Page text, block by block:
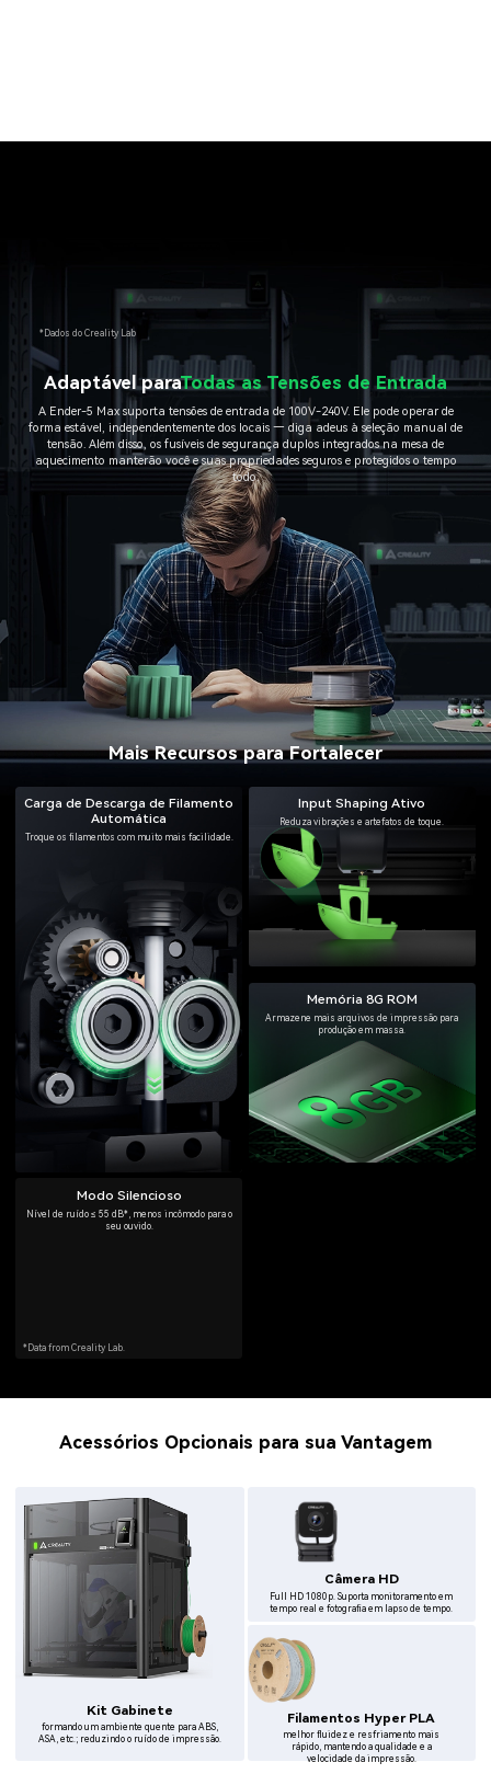
*Dados do Creality Lab
Adaptável paraTodas as Tensões de Entrada
A Ender-5 Max suporta tensões de entrada de 100V-240V. Ele pode operar de
forma estável, independentemente dos locais — diga adeus à seleção manual de
tensão. Além disso, os fusíveis de segurança duplos integrados na mesa de
aquecimento manterão você e suas propriedades seguros e protegidos o tempo
todo.
Mais Recursos para Fortalecer
Carga de Descarga de Filamento
Automática
Troque os filamentos com muito mais facilidade.
Input Shaping Ativo
Reduza vibrações e artefatos de toque.
Memória 8G ROM
Armazene mais arquivos de impressão para
produção em massa.
Modo Silencioso
Nível de ruído ≤ 55 dB*, menos incômodo para o
seu ouvido.
*Data from Creality Lab.
Acessórios Opcionais para sua Vantagem
Kit Gabinete
formando um ambiente quente para ABS,
ASA, etc.; reduzindo o ruído de impressão.
Câmera HD
Full HD 1080p. Suporta monitoramento em
tempo real e fotografia em lapso de tempo.
Filamentos Hyper PLA
melhor fluidez e resfriamento mais
rápido, mantendo a qualidade e a
velocidade da impressão.